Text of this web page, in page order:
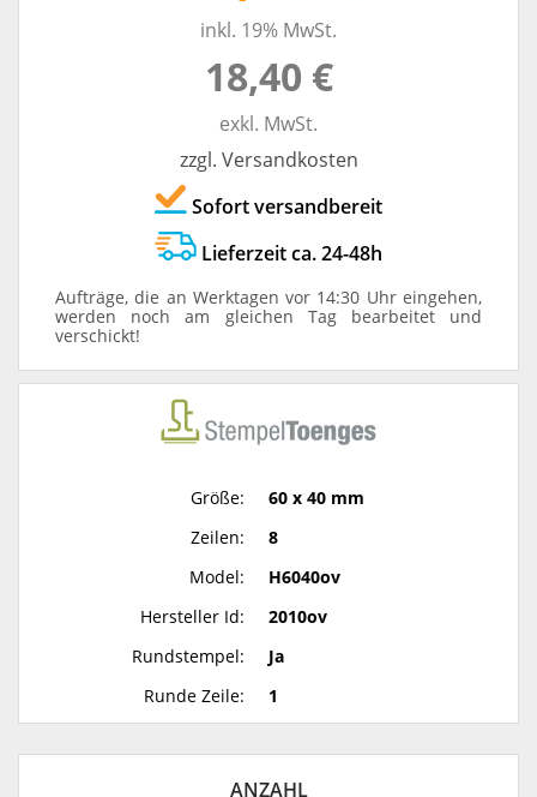
inkl. 19% MwSt.
18,40 €
exkl. MwSt.
zzgl. Versandkosten
Sofort versandbereit
Lieferzeit ca. 24-48h
Aufträge, die an Werktagen vor 14:30 Uhr eingehen,
werden noch am gleichen Tag bearbeitet und
verschickt!
Größe:
60 x 40 mm
Zeilen:
8
Model:
H6040ov
Hersteller Id:
2010ov
Rundstempel:
Ja
Runde Zeile:
1
ANZAHL